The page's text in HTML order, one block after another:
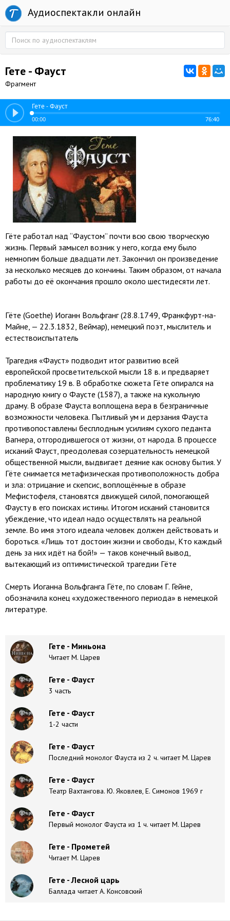
Аудиоспектакли онлайн
Гете - Фауст
Фрагмент
Гете - Фауст
00:00 76:40
Гёте работал над “Фаустом” почти всю свою творческую
жизнь. Первый замысел возник у него, когда ему было
немногим больше двадцати лет. Закончил он произведение
за несколько месяцев до кончины. Таким образом, от начала
работы до её окончания прошло около шестидесяти лет.
Гёте (Goethe) Иоганн Вольфганг (28.8.1749, Франкфурт-на-
Майне, — 22.3.1832, Веймар), немецкий поэт, мыслитель и
естествоиспытатель
Трагедия «Фауст» подводит итог развитию всей
европейской просветительской мысли 18 в. и предваряет
проблематику 19 в. В обработке сюжета Гёте опирался на
народную книгу о Фаусте (1587), а также на кукольную
драму. В образе Фауста воплощена вера в безграничные
возможности человека. Пытливый ум и дерзания Фауста
противопоставлены бесплодным усилиям сухого педанта
Вагнера, отгородившегося от жизни, от народа. В процессе
исканий Фауст, преодолевая созерцательность немецкой
общественной мысли, выдвигает деяние как основу бытия. У
Гёте снимается метафизическая противоположность добра
и зла: отрицание и скепсис, воплощённые в образе
Мефистофеля, становятся движущей силой, помогающей
Фаусту в его поисках истины. Итогом исканий становится
убеждение, что идеал надо осуществлять на реальной
земле. Во имя этого идеала человек должен действовать и
бороться. «Лишь тот достоин жизни и свободы, Кто каждый
день за них идёт на бой!» — таков конечный вывод,
вытекающий из оптимистической трагедии Гёте
Смерть Иоганна Вольфганга Гёте, по словам Г. Гейне,
обозначила конец «художественного периода» в немецкой
литературе.
Гете - Миньона
Читает М. Царев
Гете - Фауст
3 часть
Гете - Фауст
1-2 части
Гете - Фауст
Последний монолог Фауста из 2 ч. читает М. Царев
Гете - Фауст
Театр Вахтангова. Ю. Яковлев, Е. Симонов 1969 г
Гете - Фауст
Первый монолог Фауста из 1 ч. читает М. Царев
Гете - Прометей
Читает М. Царев
Гете - Лесной царь
Баллада читает А. Консовский